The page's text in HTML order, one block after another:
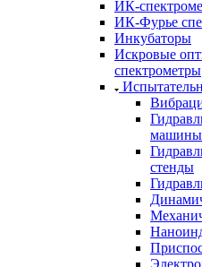
ИК-
ИК-Фурье
Инкубаторы
Искровые
спектрометры
машины
стенды